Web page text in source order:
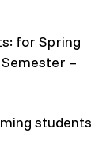
for Spring
–
students